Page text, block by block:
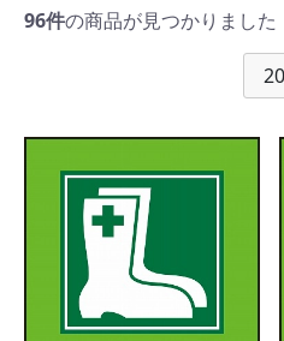
96件の商品が見つかりました